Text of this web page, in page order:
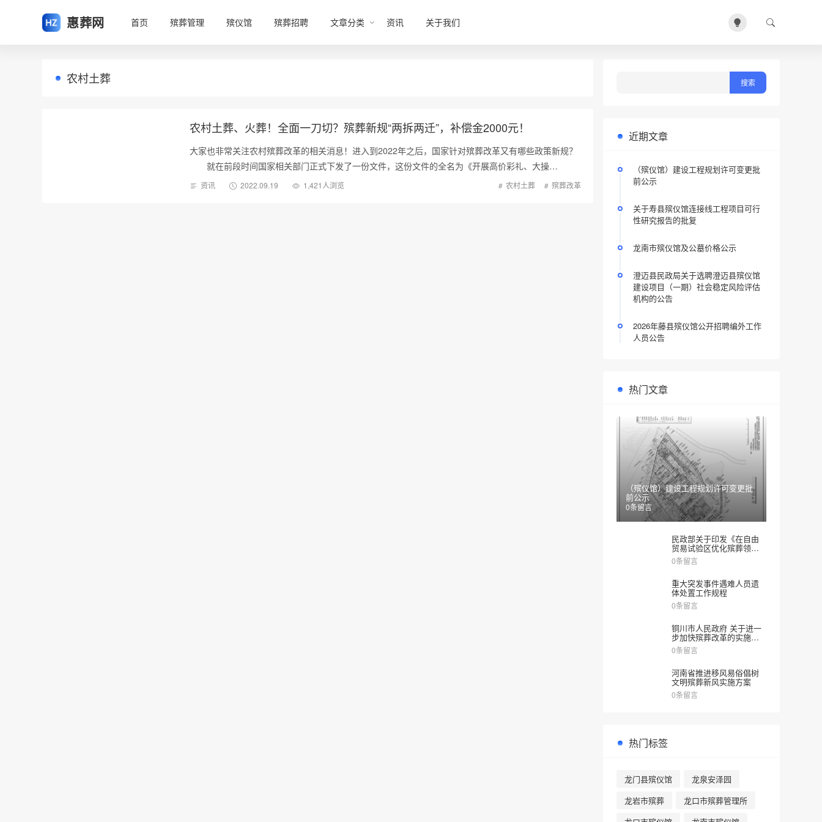
惠葬网 首页 殡葬管理 殡仪馆 殡葬招聘 文章分类 资讯 关于我们
农村土葬
农村土葬、火葬！全面一刀切？殡葬新规“两拆两迁”，补偿金2000元！
大家也非常关注农村殡葬改革的相关消息！进入到2022年之后，国家针对殡葬改革又有哪些政策新规？
就在前段时间国家相关部门正式下发了一份文件，这份文件的全名为《开展高价彩礼、大操…
资讯 2022.09.19 1,421人浏览 农村土葬 殡葬改革
近期文章
（殡仪馆）建设工程规划许可变更批
前公示
关于寿县殡仪馆连接线工程项目可行
性研究报告的批复
龙南市殡仪馆及公墓价格公示
澄迈县民政局关于选聘澄迈县殡仪馆
建设项目（一期）社会稳定风险评估
机构的公告
2026年藤县殡仪馆公开招聘编外工作
人员公告
热门文章
（殡仪馆）建设工程规划许可变更批
前公示
0条留言
民政部关于印发《在自由
贸易试验区优化殡葬领域
涉企审批服务实施方案》
的通知
0条留言
重大突发事件遇难人员遗
体处置工作规程
0条留言
铜川市人民政府 关于进一
步加快殡葬改革的实施意
见
0条留言
河南省推进移风易俗倡树
文明殡葬新风实施方案
0条留言
热门标签
龙门县殡仪馆
龙泉安泽园
龙岩市殡葬
龙口市殡葬管理所